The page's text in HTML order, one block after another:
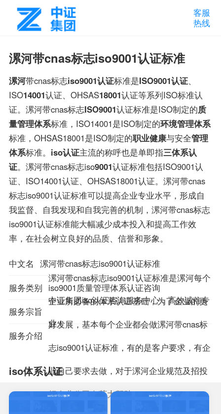
客服
热线
漯河带cnas标志iso9001认证标准
漯河带cnas标志iso9001认证标准是ISO9001认证、
ISO14001认证、OHSAS18001认证等系列ISO标准认
证。漯河带cnas标志ISO9001认证标准是ISO制定的质
量管理体系标准，ISO14001是ISO制定的环境管理体系
标准，OHSAS18001是ISO制定的职业健康与安全管理
体系标准。 iso认证主流的称呼也是单即指三体系认
证。漯河带cnas标志iso9001认证标准包括ISO9001认
证、ISO14001认证、OHSAS18001认证。漯河带cnas
标志iso9001认证标准可以提高企业专业水平，形成自
我监督、自我发现和自我完善的机制，漯河带cnas标志
iso9001认证标准能大幅减少成本投入和提高工作效
率，在社会树立良好的品质、信誉和形象。
中文名 漯河带cnas标志iso9001认证标准
服务类别 iso9001质量管理体系认证咨询
服务宗旨
中证集团iso认证咨询服务中心，高效诚信专
业！
服务介绍
漯河带cnas标志iso9001认证标准是漯河每个
企业所必备的体系认证基础，为了企业的更
好发展，基本每个企业都会做漯河带cnas标
志iso9001认证标准，有的是客户要求，有企
业自己要求去做，对于漯河企业规范及招投
标企业公司有莫大帮助！
iso体系认证